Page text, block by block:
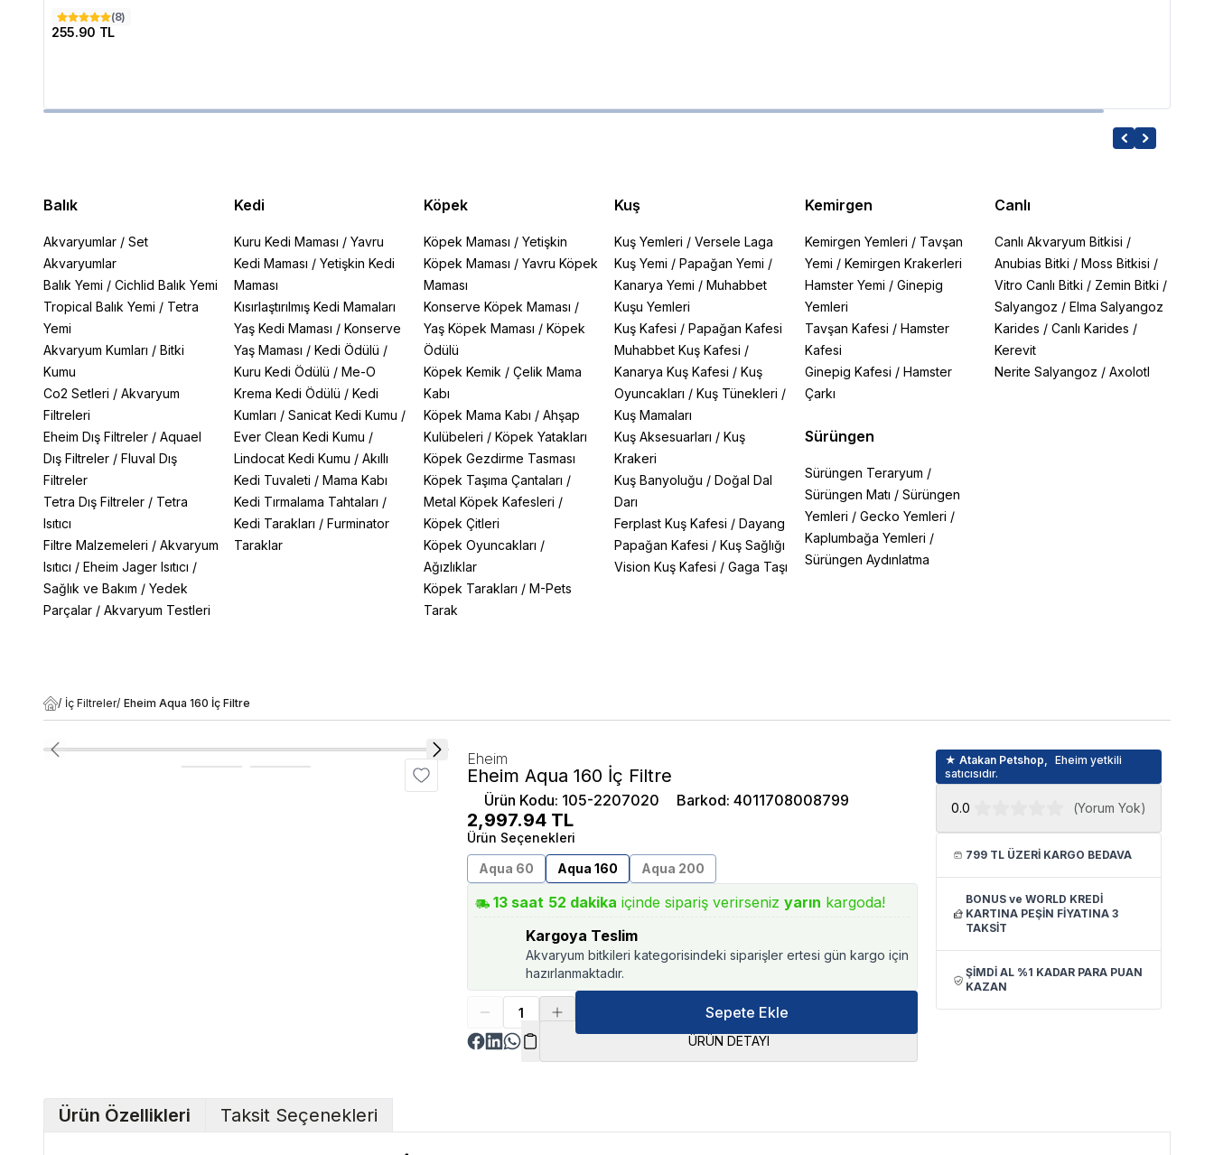
(8)
255.90 TL
Balık
Akvaryumlar / Set
Akvaryumlar
Balık Yemi / Cichlid Balık Yemi
Tropical Balık Yemi / Tetra
Yemi
Akvaryum Kumları / Bitki
Kumu
Co2 Setleri / Akvaryum
Filtreleri
Eheim Dış Filtreler / Aquael
Dış Filtreler / Fluval Dış
Filtreler
Tetra Dış Filtreler / Tetra
Isıtıcı
Filtre Malzemeleri / Akvaryum
Isıtıcı / Eheim Jager Isıtıcı /
Sağlık ve Bakım / Yedek
Parçalar / Akvaryum Testleri
Kedi
Kuru Kedi Maması / Yavru
Kedi Maması / Yetişkin Kedi
Maması
Kısırlaştırılmış Kedi Mamaları
Yaş Kedi Maması / Konserve
Yaş Maması / Kedi Ödülü /
Kuru Kedi Ödülü / Me-O
Krema Kedi Ödülü / Kedi
Kumları / Sanicat Kedi Kumu /
Ever Clean Kedi Kumu /
Lindocat Kedi Kumu / Akıllı
Kedi Tuvaleti / Mama Kabı
Kedi Tırmalama Tahtaları /
Kedi Tarakları / Furminator
Taraklar
Köpek
Köpek Maması /Yetişkin
Köpek Maması /Yavru Köpek
Maması
Konserve Köpek Maması /
Yaş Köpek Maması /Köpek
Ödülü
Köpek Kemik /Çelik Mama
Kabı
Köpek Mama Kabı /Ahşap
Kulübeleri /Köpek Yatakları
Köpek Gezdirme Tasması
Köpek Taşıma Çantaları /
Metal Köpek Kafesleri /
Köpek Çitleri
Köpek Oyuncakları /
Ağızlıklar
Köpek Tarakları /M-Pets
Tarak
Kuş
Kuş Yemleri / Versele Laga
Kuş Yemi / Papağan Yemi /
Kanarya Yemi / Muhabbet
Kuşu Yemleri
Kuş Kafesi / Papağan Kafesi
Muhabbet Kuş Kafesi /
Kanarya Kuş Kafesi / Kuş
Oyuncakları / Kuş Tünekleri /
Kuş Mamaları
Kuş Aksesuarları / Kuş
Krakeri
Kuş Banyoluğu / Doğal Dal
Darı
Ferplast Kuş Kafesi / Dayang
Papağan Kafesi / Kuş Sağlığı
Vision Kuş Kafesi / Gaga Taşı
Kemirgen
Kemirgen Yemleri / Tavşan
Yemi / Kemirgen Krakerleri
Hamster Yemi / Ginepig
Yemleri
Tavşan Kafesi / Hamster
Kafesi
Ginepig Kafesi / Hamster
Çarkı
Sürüngen
Sürüngen Teraryum /
Sürüngen Matı / Sürüngen
Yemleri / Gecko Yemleri /
Kaplumbağa Yemleri /
Sürüngen Aydınlatma
Canlı
Canlı Akvaryum Bitkisi /
Anubias Bitki /Moss Bitkisi /
Vitro Canlı Bitki / Zemin Bitki /
Salyangoz /Elma Salyangoz
Karides /Canlı Karides /
Kerevit
Nerite Salyangoz /Axolotl
/ İç Filtreler/ Eheim Aqua 160 İç Filtre
Eheim
Eheim Aqua 160 İç Filtre
Ürün Kodu: 105-2207020 Barkod:4011708008799
2,997.94 TL
Ürün Seçenekleri
Aqua 60
Aqua 160 Aqua 200
13 saat 52 dakika içinde sipariş verirseniz yarın kargoda!
Kargoya Teslim
Akvaryum bitkileri kategorisindeki siparişler ertesi gün kargo için
hazırlanmaktadır.
Sepete Ekle
ÜRÜN DETAYI
★ Atakan Petshop,
Eheim yetkili
satıcısıdır.
0.0 (Yorum Yok)
799 TL ÜZERİ KARGO BEDAVA
BONUS ve WORLD KREDİ
KARTINA PEŞİN FİYATINA 3
TAKSİT
ŞİMDİ AL %1 KADAR PARA PUAN
KAZAN
Ürün Özellikleri Taksit Seçenekleri